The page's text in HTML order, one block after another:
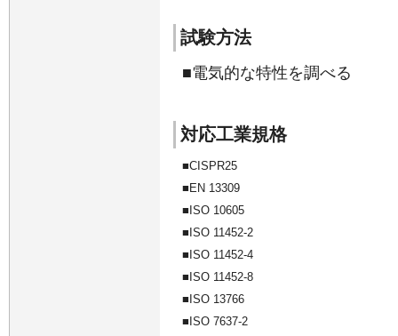
試験方法
電気的な特性を調べる
対応工業規格
CISPR25
EN 13309
ISO 10605
ISO 11452-2
ISO 11452-4
ISO 11452-8
ISO 13766
ISO 7637-2